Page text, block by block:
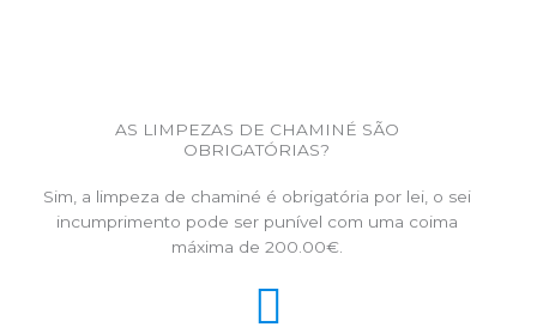
AS LIMPEZAS DE CHAMINÉ SÃO
OBRIGATÓRIAS?
Sim, a limpeza de chaminé é obrigatória por lei, o sei
incumprimento pode ser punível com uma coima
máxima de 200.00€.